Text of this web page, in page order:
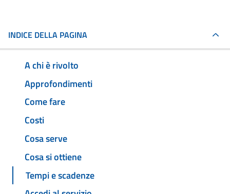
INDICE DELLA PAGINA
A chi è rivolto
Approfondimenti
Come fare
Costi
Cosa serve
Cosa si ottiene
Tempi e scadenze